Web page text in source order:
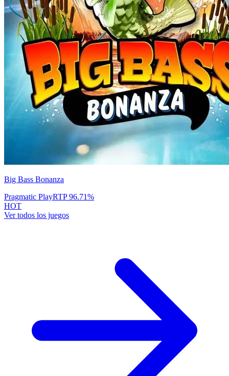
Big Bass Bonanza
Pragmatic PlayRTP96.71%
HOT
Ver todos los juegos